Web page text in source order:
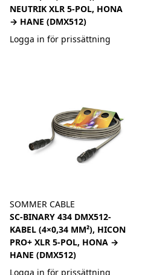
NEUTRIK XLR 5-POL, HONA
→ HANE (DMX512)
Logga in för prissättning
SOMMER CABLE
SC-BINARY 434 DMX512-
KABEL (4×0,34 MM²), HICON
PRO+ XLR 5-POL, HONA →
HANE (DMX512)
Logga in för prissättning